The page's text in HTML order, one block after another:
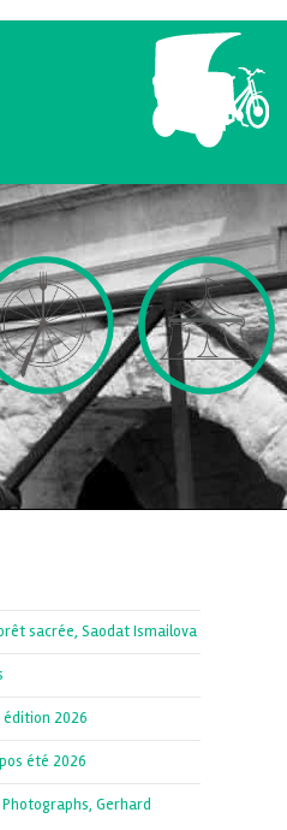
sacrée, Saodat Ismailova
édition 2026
été 2026
Gerhard